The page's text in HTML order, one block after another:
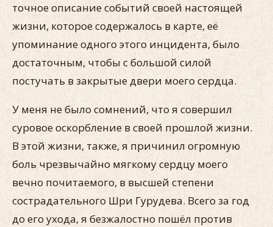
точное описание событий своей настоящей
жизни, которое содержалось в карте, её
упоминание одного этого инцидента, было
достаточным, чтобы с большой силой
постучать в закрытые двери моего сердца.
У меня не было сомнений, что я совершил
суровое оскорбление в своей прошлой жизни.
В этой жизни, также, я причинил огромную
боль чрезвычайно мягкому сердцу моего
вечно почитаемого, в высшей степени
сострадательного Шри Гурудева. Всего за год
до его ухода, я безжалостно пошёл против